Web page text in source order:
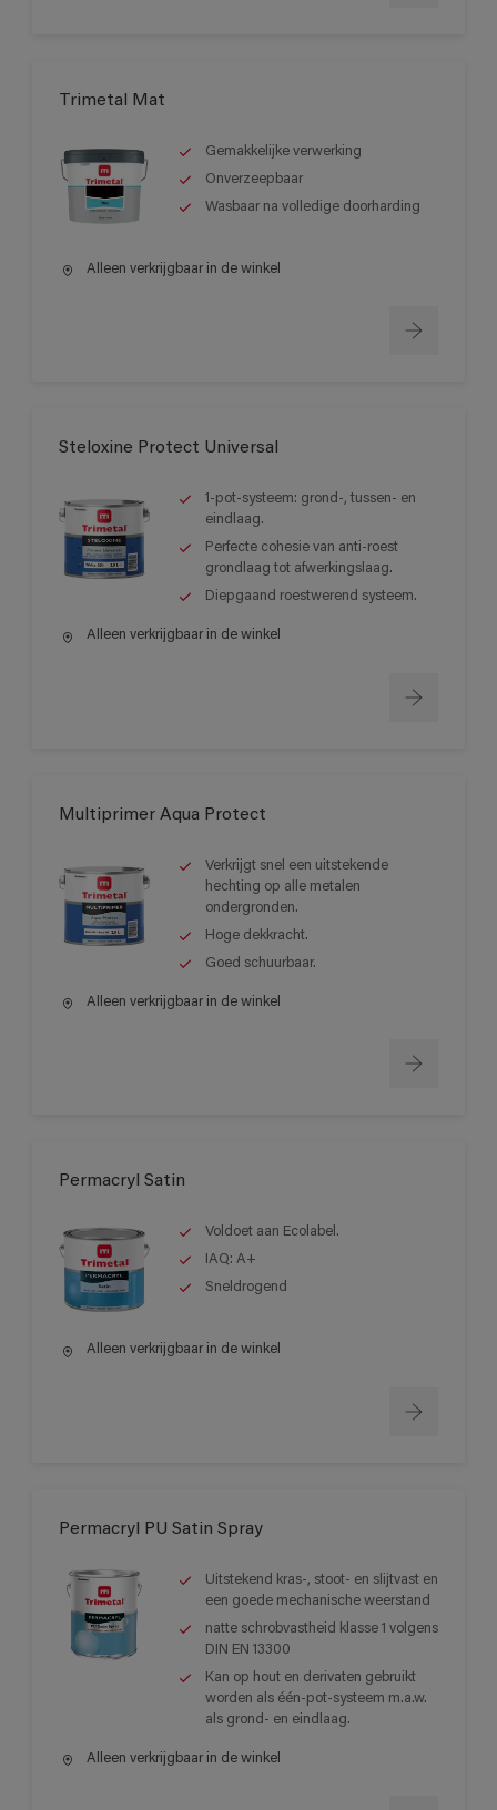
Trimetal Mat
Gemakkelijke verwerking
Onverzeepbaar
Wasbaar na volledige doorharding
Alleen verkrijgbaar in de winkel
Steloxine Protect Universal
1-pot-systeem: grond-, tussen- en
eindlaag.
Perfecte cohesie van anti-roest
grondlaag tot afwerkingslaag.
Diepgaand roestwerend systeem.
Alleen verkrijgbaar in de winkel
Multiprimer Aqua Protect
Verkrijgt snel een uitstekende
hechting op alle metalen
ondergronden.
Hoge dekkracht.
Goed schuurbaar.
Alleen verkrijgbaar in de winkel
Permacryl Satin
Voldoet aan Ecolabel.
IAQ: A+
Sneldrogend
Alleen verkrijgbaar in de winkel
Permacryl PU Satin Spray
Uitstekend kras-, stoot- en slijtvast en
een goede mechanische weerstand
natte schrobvastheid klasse 1 volgens
DIN EN 13300
Kan op hout en derivaten gebruikt
worden als één-pot-systeem m.a.w.
als grond- en eindlaag.
Alleen verkrijgbaar in de winkel